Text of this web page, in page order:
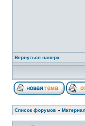
Вернуться наверх
Список форумов »